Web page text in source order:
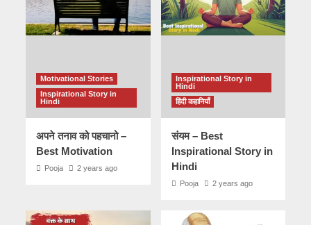
Motivational Stories
Inspirational Story in
Hindi
अपने तनाव को पहचानो –
Best Motivation
Pooja 2 years ago
Inspirational Story in
Hindi
हिंदी कहानियाँ
संयम – Best
Inspirational Story in
Hindi
Pooja 2 years ago